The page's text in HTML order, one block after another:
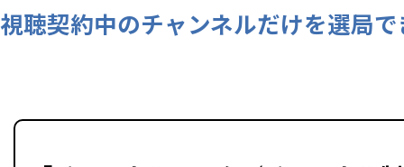
視聴契約中のチャンネルだけを選局